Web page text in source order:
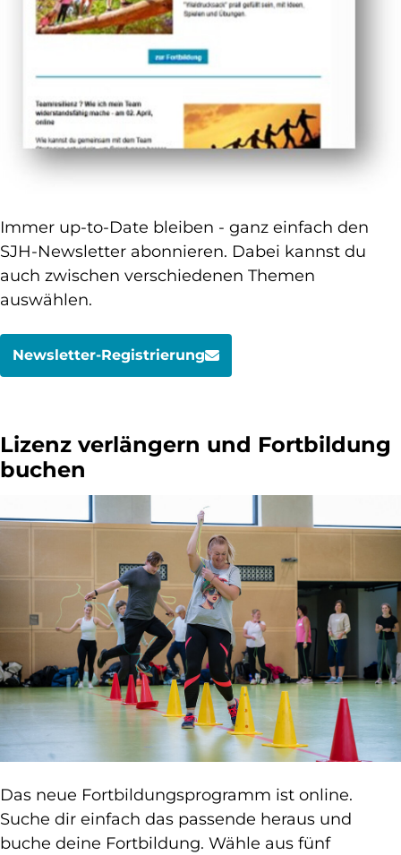
Immer up-to-Date bleiben - ganz einfach den
SJH-Newsletter abonnieren. Dabei kannst du
auch zwischen verschiedenen Themen
auswählen.
Newsletter-Registrierung
Lizenz verlängern und Fortbildung
buchen
Das neue Fortbildungsprogramm ist online.
Suche dir einfach das passende heraus und
buche deine Fortbildung. Wähle aus fünf